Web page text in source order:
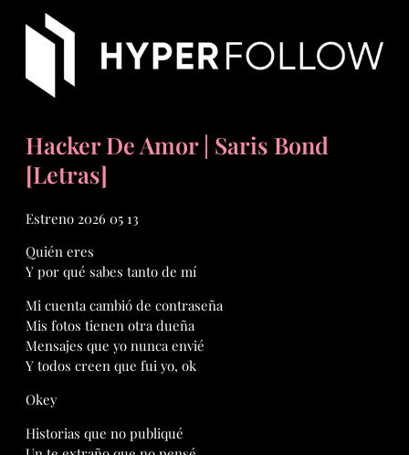
Hacker De Amor | Saris Bond
[Letras]
Estreno 2026 05 13
Quién eres
Y por qué sabes tanto de mí
Mi cuenta cambió de contraseña
Mis fotos tienen otra dueña
Mensajes que yo nunca envié
Y todos creen que fui yo, ok
Okey
Historias que no publiqué